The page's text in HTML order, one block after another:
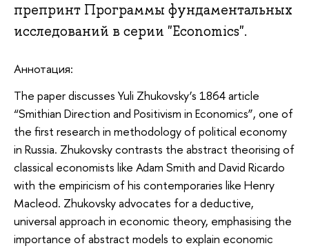
препринт Программы фундаментальных
исcледований в серии "Economics".
Аннотация:
The paper discusses Yuli Zhukovsky’s 1864 article
“Smithian Direction and Positivism in Economics”, one of
the first research in methodology of political economy
in Russia. Zhukovsky contrasts the abstract theorising of
classical economists like Adam Smith and David Ricardo
with the empiricism of his contemporaries like Henry
Macleod. Zhukovsky advocates for a deductive,
universal approach in economic theory, emphasising the
importance of abstract models to explain economic